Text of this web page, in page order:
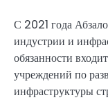
С 2021 года
индустрии и
обязанности
учреждений по
инфраструктуры